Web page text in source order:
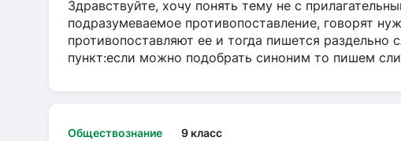
Здравствуйте, хочу понять тему не с
подразумеваемое противопоставление, говорят
противопоставляют ее и тогда пишется раздельно
пункт:если можно подобрать синоним то пишем
Обществознание 9 класс